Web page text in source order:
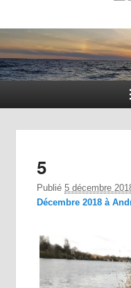
5
Publié5 décembre
Décembre 2018 à